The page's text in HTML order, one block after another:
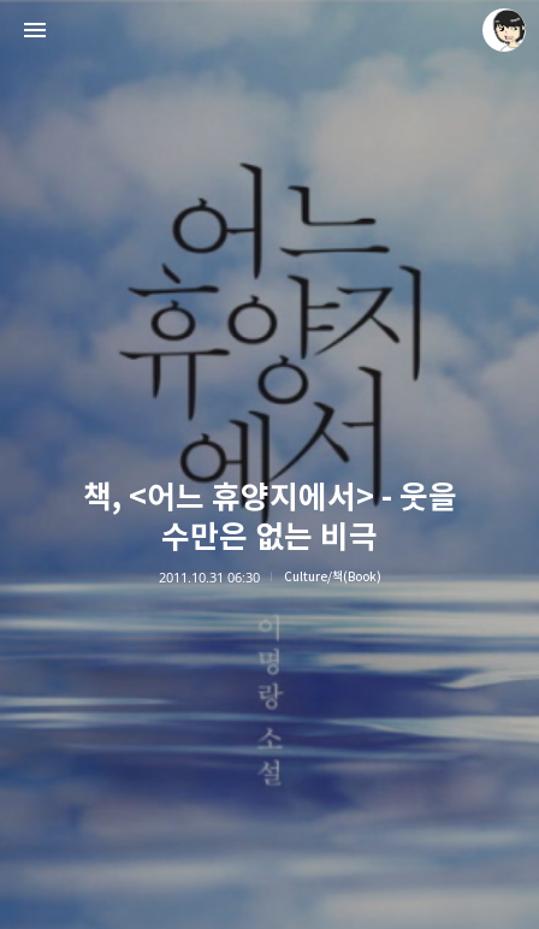
책, <어느 휴양지에서> - 웃을
수만은 없는 비극
2011.10.31 06:30 Culture/책(Book)
레이니아